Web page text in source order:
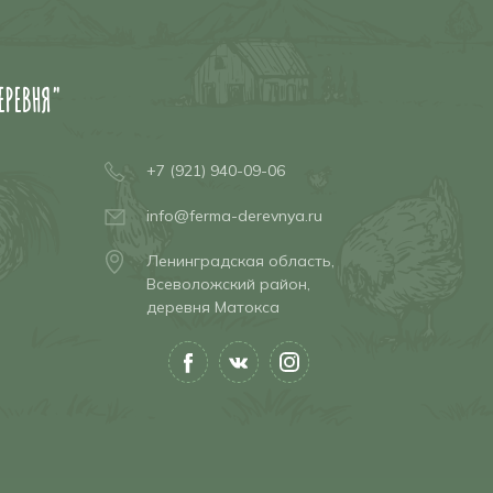
+7 (921) 940-09-06
info@ferma-derevnya.ru
Ленинградская область,
Всеволожский район,
деревня Матокса